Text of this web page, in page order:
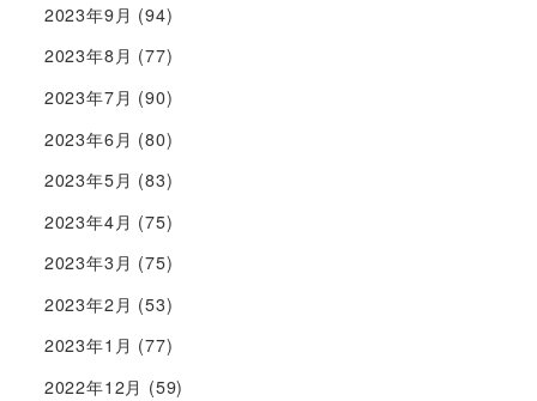
2023年9月 (94)
2023年8月 (77)
2023年7月 (90)
2023年6月 (80)
2023年5月 (83)
2023年4月 (75)
2023年3月 (75)
2023年2月 (53)
2023年1月 (77)
2022年12月 (59)